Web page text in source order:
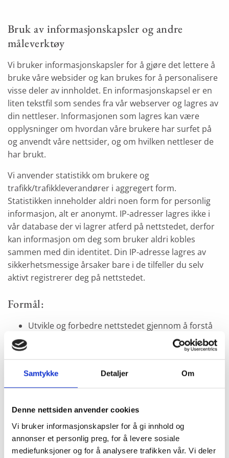
Samtykke Detaljer Om
Denne nettsiden anvender cookies
Vi bruker informasjonskapsler for å gi innhold og
annonser et personlig preg, for å levere sosiale
mediefunksjoner og for å analysere trafikken vår. Vi deler
Bruk av informasjonskapsler og andre
måleverktøy
Vi bruker informasjonskapsler for å gjøre det lettere å
bruke våre websider og kan brukes for å personalisere
visse deler av innholdet. En informasjonskapsel er en
liten tekstfil som sendes fra vår webserver og lagres av
din nettleser. Informasjonen som lagres kan være
opplysninger om hvordan våre brukere har surfet på
og anvendt våre nettsider, og om hvilken nettleser de
har brukt.
Vi anvender statistikk om brukere og
trafikk/trafikkleverandører i aggregert form.
Statistikken inneholder aldri noen form for personlig
informasjon, alt er anonymt. IP-adresser lagres ikke i
vår database der vi lagrer atferd på nettstedet, derfor
kan informasjon om deg som bruker aldri kobles
sammen med din identitet. Din IP-adresse lagres av
sikkerhetsmessige årsaker bare i de tilfeller du selv
aktivt registrerer deg på nettstedet.
Formål:
Utvikle og forbedre nettstedet gjennom å forstå
Beregne og rapportere brukerantall og trafikk.
Gjøre det lettere for deg å navigere på nettstedet.
brukere for å kunne tilpasse tjenestene.
Iblant anvender vi
tredjepartsinformasjonskapsler fra andre firma